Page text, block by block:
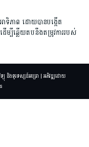
ទិភាព ដោយបានបង្កើត
បីឆ្លើយតបនឹងតម្រូវការរបស់
យុ និងទូរទស្សន៍អប្សរា | អភិវឌ្ឍដោយ